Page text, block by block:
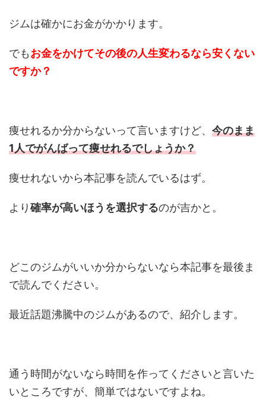
ジムは確かにお金がかかります。
でもお金をかけてその後の人生変わるなら安くない
ですか？
痩せれるか分からないって言いますけど、 今のまま
1人でがんばって痩せれるでしょうか？
痩せれないから本記事を読んでいるはず。
より確率が高いほうを選択するのが吉かと。
どこのジムがいいか分からないなら本記事を最後ま
で読んでください。
最近話題沸騰中のジムがあるので、紹介します。
通う時間がないなら時間を作ってくださいと言いた
いところですが、簡単ではないですよね。